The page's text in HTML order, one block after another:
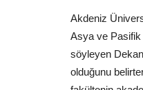
Akdeniz
Asya ve Pasifik
söyleyen
olduğunu